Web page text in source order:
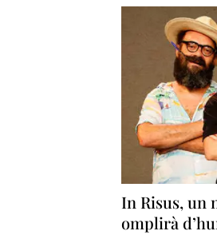
In Risus, un
omplirà